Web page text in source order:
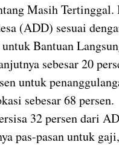
Masih Tertinggal.
(ADD) sesuai
Bantuan
sebesar 20
untuk
sebesar 68 persen.
32 persen dari
pas-pasan untuk